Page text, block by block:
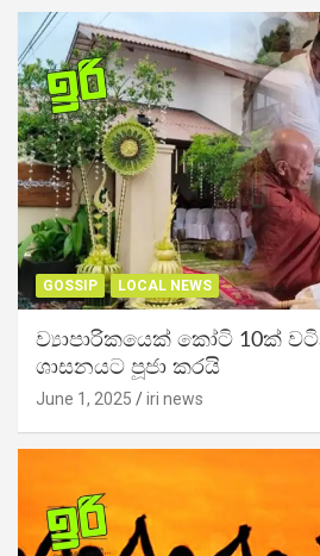
GOSSIP LOCAL NEWS
ව්‍යාපාරිකයෙක් කෝටි 10ක්
ශාසනයට පූජා කරයි
June 1, 2025 iri news